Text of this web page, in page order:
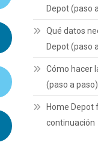
Depot (paso
Qué datos
Depot (paso
Cómo hacer
(paso a paso)
Home Depot
continuación